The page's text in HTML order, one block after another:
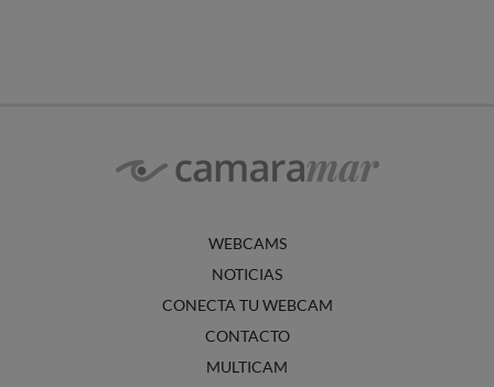
WEBCAMS
NOTICIAS
CONECTA TU WEBCAM
CONTACTO
MULTICAM